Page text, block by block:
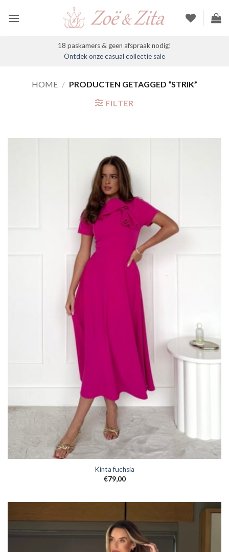
naar
18 paskamers & geen afspraak nodig!
Ontdek onze casual collectie sale
HOME / PRODUCTEN GETAGGED “STRIK”
FILTER
Kinta fuchsia
€79,00